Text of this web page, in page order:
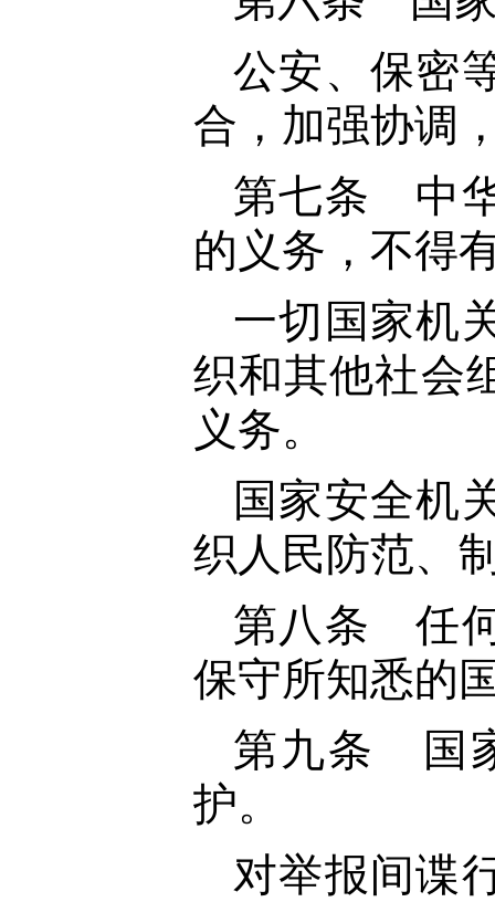
公安、保密
合，加强协调
第七条 中
的义务，不得
一切国家机
织和其他社会
义务。
国家安全机
织人民防范、
第八条 任
保守所知悉的
第九条 国
护。
对举报间谍